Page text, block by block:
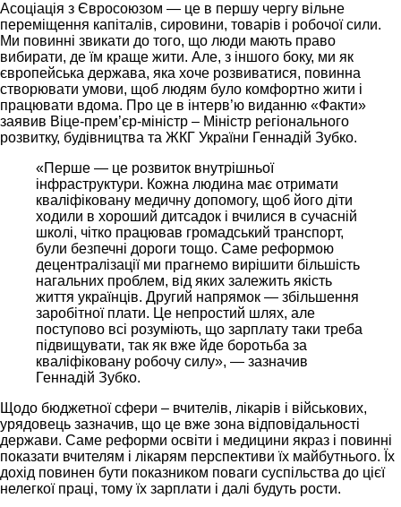
Асоціація з Євросоюзом — це в першу чергу вільне
переміщення капіталів, сировини, товарів і робочої сили.
Ми повинні звикати до того, що люди мають право
вибирати, де їм краще жити. Але, з іншого боку, ми як
європейська держава, яка хоче розвиватися, повинна
створювати умови, щоб людям було комфортно жити і
працювати вдома. Про це в інтерв’ю виданню «Факти»
заявив Віце-прем’єр-міністр – Міністр регіонального
розвитку, будівництва та ЖКГ України Геннадій Зубко.
«Перше — це розвиток внутрішньої
інфраструктури. Кожна людина має отримати
кваліфіковану медичну допомогу, щоб його діти
ходили в хороший дитсадок і вчилися в сучасній
школі, чітко працював громадський транспорт,
були безпечні дороги тощо. Саме реформою
децентралізації ми прагнемо вирішити більшість
нагальних проблем, від яких залежить якість
життя українців. Другий напрямок — збільшення
заробітної плати. Це непростий шлях, але
поступово всі розуміють, що зарплату таки треба
підвищувати, так як вже йде боротьба за
кваліфіковану робочу силу», — зазначив
Геннадій Зубко.
Щодо бюджетної сфери – вчителів, лікарів і військових,
урядовець зазначив, що це вже зона відповідальності
держави. Саме реформи освіти і медицини якраз і повинні
показати вчителям і лікарям перспективи їх майбутнього. Їх
дохід повинен бути показником поваги суспільства до цієї
нелегкої праці, тому їх зарплати і далі будуть рости.